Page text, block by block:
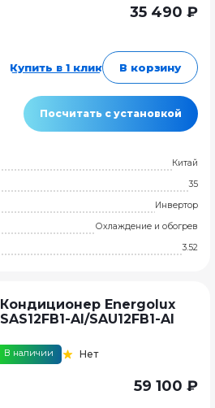
35 490 ₽
Купить в 1 клик В корзину
Посчитать с установкой
Китай
35
Инвертор
Охлаждение и обогрев
3.52
Кондиционер Energolux
SAS12FB1-AI/SAU12FB1-AI
В наличии Нет
59 100 ₽